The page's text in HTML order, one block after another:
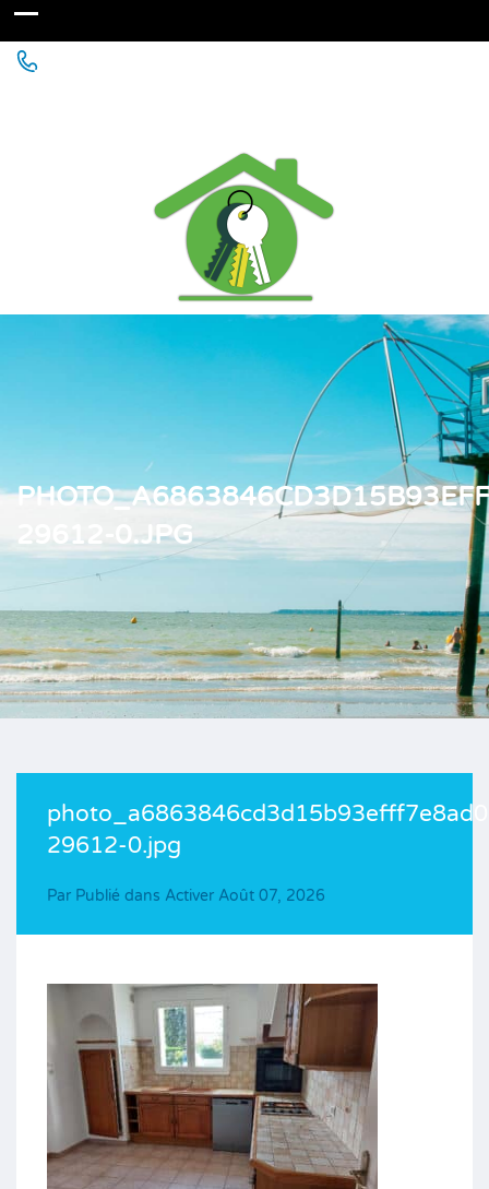
29612-0.JPG
29612-0.jpg
Par Publié dans Activer Août 07, 2026